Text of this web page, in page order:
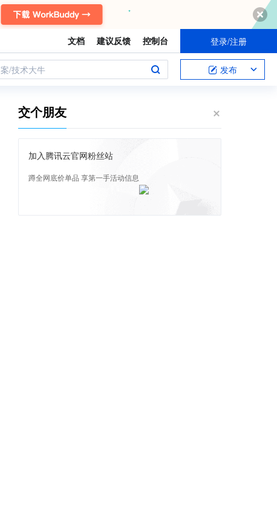
文档 建议反馈 控制台 登录/注册
/技术大牛 发布
交个朋友
加入腾讯云官网粉丝站
蹲全网底价单品 享第一手活动信息